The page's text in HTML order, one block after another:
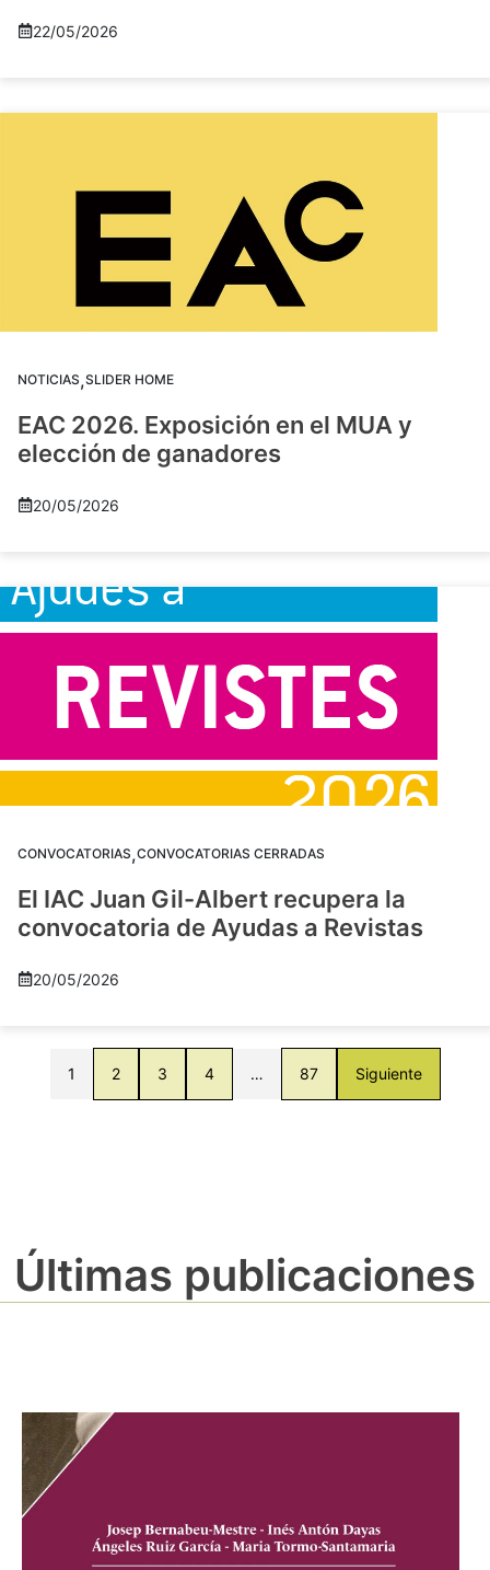
22/05/2026
NOTICIAS,SLIDER HOME
EAC 2026. Exposición en el MUA y
elección de ganadores
20/05/2026
CONVOCATORIAS,CONVOCATORIAS CERRADAS
El IAC Juan Gil-Albert recupera la
convocatoria de Ayudas a Revistas
20/05/2026
1 2 3 4 … 87 Siguiente
Últimas publicaciones